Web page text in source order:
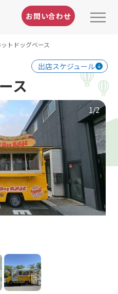
お問い合わせ
トドッグベース
出店スケジュール
ス
1/2